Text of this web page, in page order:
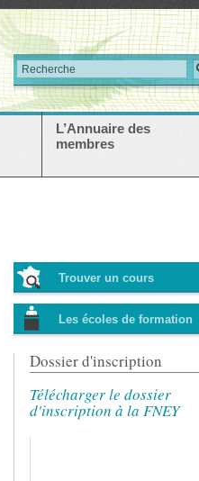
L’Annuaire des
membres
Trouver un cours
Les écoles de formation
Dossier d'inscription
Télécharger le dossier
d'inscription à la FNEY